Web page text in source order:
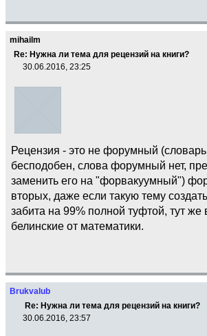
mihailm
Re: Нужна ли тема для рецензий на книги?
30.06.2016, 23:25
Рецензия - это не форумный (словарь
бесподобен, слова форумный нет,
заменить его на "форвакуумный")
вторых, даже если такую тему
забита на 99% полной туфтой, тут же
белинские от математики.
Brukvalub
Re: Нужна ли тема для рецензий на книги?
30.06.2016, 23:57